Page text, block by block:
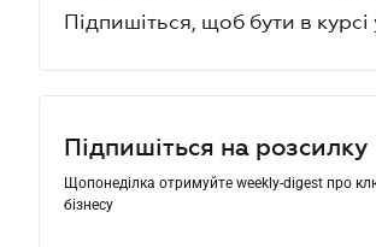
Підпишіться, щоб бути в курсі
Підпишіться на розсилку
Щопонеділка отримуйте weekly-digest про
бізнесу